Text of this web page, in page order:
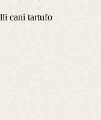
cani tartufo